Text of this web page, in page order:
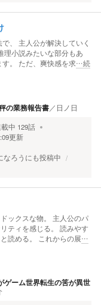
、 主人公が解決していく
理小説みたいな部分もあ
。 ただ、爽快感を求…続
の業務報告書／ 日ノ日
中 129話
更新
なろうにも投稿中
ックスな物。 主人公のパ
ティを感じる。 読みやす
読める。 これからの展…
ゲーム世界転生の筈が異世